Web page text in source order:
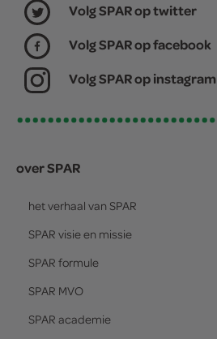
Volg SPAR op twitter
Volg SPAR op facebook
Volg SPAR op instagram
over SPAR
het verhaal van SPAR
SPAR visie en missie
SPAR formule
SPAR MVO
SPAR academie